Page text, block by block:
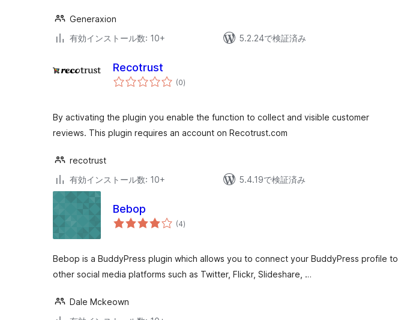
Generaxion
有効インストール数: 10+
5.2.24で検証済み
Recotrust
(0個
の)
By activating the plugin you enable the function to collect and visible customer
reviews. This plugin requires an account on Recotrust.com
recotrust
有効インストール数: 10+
5.4.19で検証済み
Bebop
(4個
の)
Bebop is a BuddyPress plugin which allows you to connect your BuddyPress profile to
other social media platforms such as Twitter, Flickr, Slideshare, …
Dale Mckeown